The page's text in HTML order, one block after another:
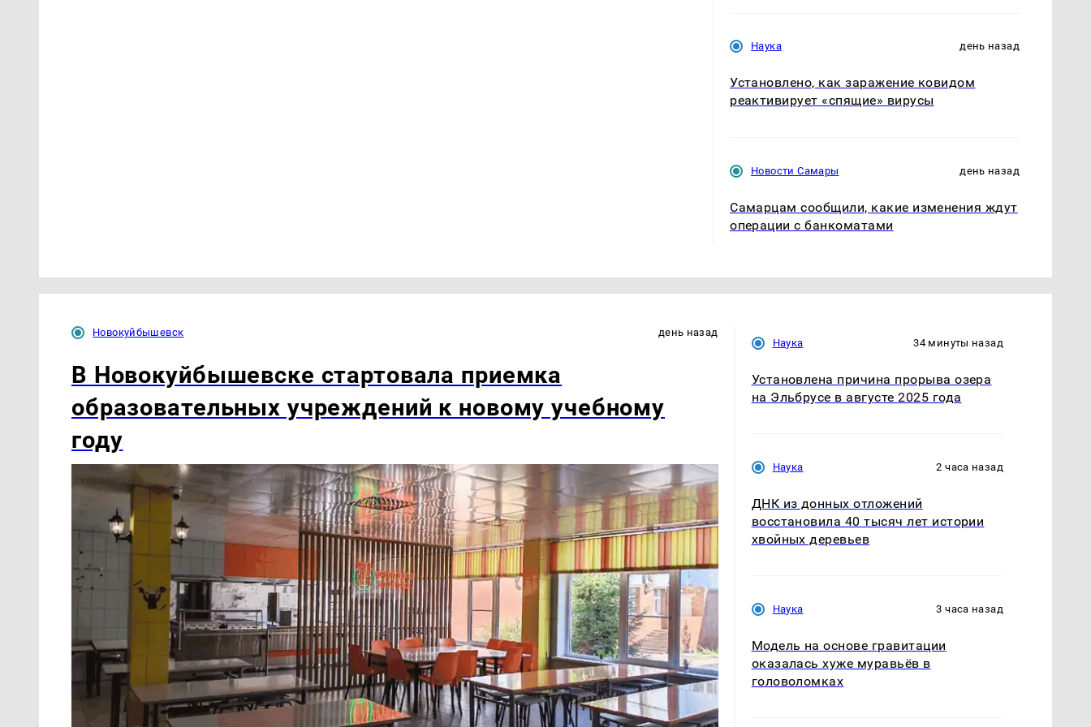
Наука день назад
Установлено, как заражение ковидом
реактивирует «спящие» вирусы
Новости Самары день назад
Самарцам сообщили, какие изменения ждут
операции с банкоматами
Новокуйбышевск день назад
В Новокуйбышевске стартовала приемка
образовательных учреждений к новому учебному
году
Наука 34 минуты назад
Установлена причина прорыва озера
на Эльбрусе в августе 2025 года
Наука 2 часа назад
ДНК из донных отложений
восстановила 40 тысяч лет истории
хвойных деревьев
Наука 3 часа назад
Модель на основе гравитации
оказалась хуже муравьёв в
головоломках